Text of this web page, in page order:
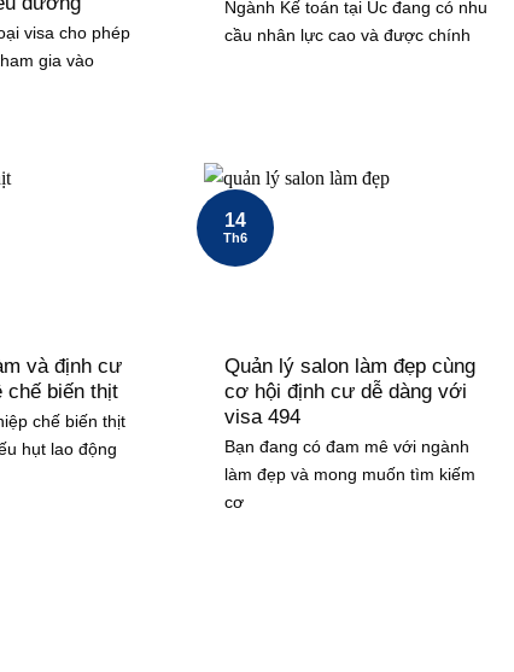
visa cho phép
gia vào
Ngành Kế toán tại Úc đang có nhu
cầu nhân lực cao và được chính
và định cư
chế biến thịt
chế biến thịt
hụt lao động
Quản lý salon làm đẹp cùng
cơ hội định cư dễ dàng với
visa 494
Bạn đang có đam mê với ngành
làm đẹp và mong muốn tìm kiếm
cơ
14
Th6